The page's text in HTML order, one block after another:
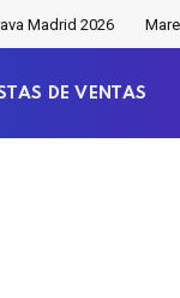
Madrid 2026
DE VENTAS